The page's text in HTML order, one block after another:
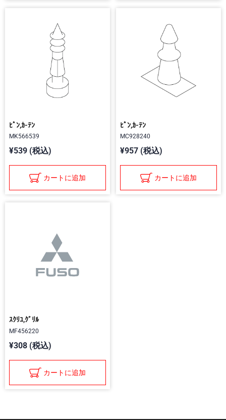
ﾋﾟﾝ,ｶ-ﾃﾝ
MK566539
¥539 (税込)
カートに追加
ﾋﾟﾝ,ｶ-ﾃﾝ
MC928240
¥957 (税込)
カートに追加
ｽｸﾘﾕ,ｸﾞﾘﾙ
MF456220
¥308 (税込)
カートに追加